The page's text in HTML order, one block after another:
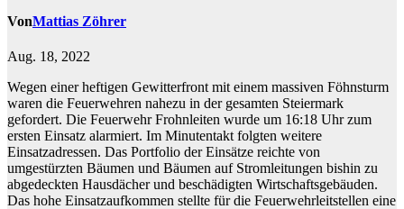
VonMattias Zöhrer
Aug. 18, 2022
Wegen einer heftigen Gewitterfront mit einem massiven Föhnsturm
waren die Feuerwehren nahezu in der gesamten Steiermark
gefordert. Die Feuerwehr Frohnleiten wurde um 16:18 Uhr zum
ersten Einsatz alarmiert. Im Minutentakt folgten weitere
Einsatzadressen. Das Portfolio der Einsätze reichte von
umgestürzten Bäumen und Bäumen auf Stromleitungen bishin zu
abgedeckten Hausdächer und beschädigten Wirtschaftsgebäuden.
Das hohe Einsatzaufkommen stellte für die Feuerwehrleitstellen eine